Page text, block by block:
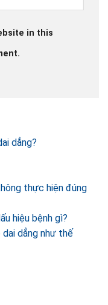
in this
dẳng?
thực hiện đúng
hiệu bệnh gì?
dẳng như thế